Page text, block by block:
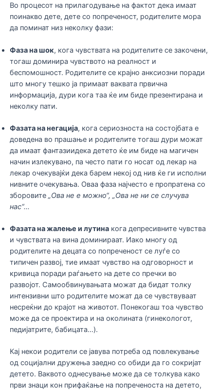
Во процесот на прилагодување на фактот дека имаат
поинакво дете, дете со попреченост, родителите мора
да поминат низ неколку фази:
Фаза на шок, кога чувствата на родителите се закочени,
тогаш доминира чувството на реалност и
беспомошност. Родителите се крајно анксиозни поради
што многу тешко ја примаат ваквата првична
информација, дури кога таа ќе им биде презентирана и
неколку пати.
Фазата на негација, кога сериозноста на состојбата е
доведена во прашање и родителите тогаш дури можат
да имаат фантазиидека детето ќе им биде на магичен
начин излекувано, па често пати го носат од лекар на
лекар очекувајќи дека барем некој од нив ќе ги исполни
нивните очекувања. Оваа фаза најчесто е пропратена со
зборовите „Ова не е можно“, „Ова не ни се случува
нас“…
Фазата на жалење и лутина кога депресивните чувства
и чувствата на вина доминираат. Иако многу од
родителите на децата со попреченост се луѓе со
типичен развој, тие имаат чувство на одговорност и
кривица поради раѓањето на дете со пречки во
развојот. Самообвинувањата можат да бидат толку
интензивни што родителите можат да се чувствуваат
несреќни до крајот на животот. Понекогаш тоа чувство
може да се проектира и на околината (гинекологот,
педијатрите, бабицата…).
Кај некои родители се јавува потреба од повлекување
од социјални дружења заедно со обиди да го сокријат
детето. Ваквото однесување може да се толкува како
први знаци кон прифаќање на попреченоста на детето,